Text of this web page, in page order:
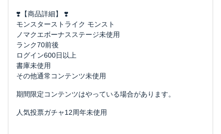
❣️【商品詳細】 ❣️
モンスターストライク モンスト
ノマクエボーナスステージ未使用
ランク70前後
ログイン600日以上
書庫未使用
その他通常コンテンツ未使用
期間限定コンテンツはやっている場合があります。
人気投票ガチャ12周年未使用